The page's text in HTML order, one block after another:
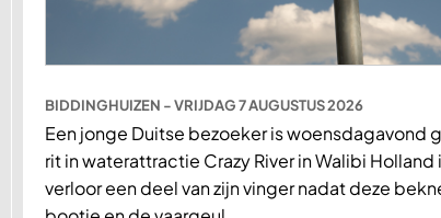
BIDDINGHUIZEN - VRIJDAG 7 AUGUSTUS 2026
Een jonge Duitse bezoeker is woensdagavond
rit in waterattractie Crazy River in Walibi
verloor een deel van zijn vinger nadat deze